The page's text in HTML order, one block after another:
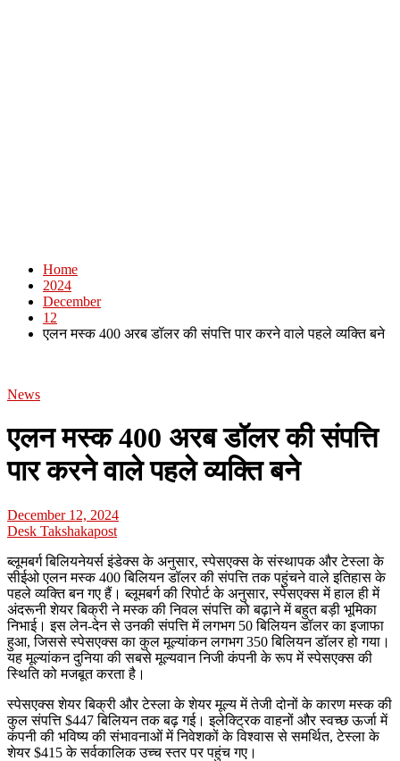
Home
2024
December
12
एलन मस्क 400 अरब डॉलर की संपत्ति पार करने वाले पहले व्यक्ति बने
News
एलन मस्क 400 अरब डॉलर की संपत्ति
पार करने वाले पहले व्यक्ति बने
December 12, 2024
Desk Takshakapost
ब्लूमबर्ग बिलियनेयर्स इंडेक्स के अनुसार, स्पेसएक्स के संस्थापक और टेस्ला के
सीईओ एलन मस्क 400 बिलियन डॉलर की संपत्ति तक पहुंचने वाले इतिहास के
पहले व्यक्ति बन गए हैं। ब्लूमबर्ग की रिपोर्ट के अनुसार, स्पेसएक्स में हाल ही में
अंदरूनी शेयर बिक्री ने मस्क की निवल संपत्ति को बढ़ाने में बहुत बड़ी भूमिका
निभाई। इस लेन-देन से उनकी संपत्ति में लगभग 50 बिलियन डॉलर का इजाफा
हुआ, जिससे स्पेसएक्स का कुल मूल्यांकन लगभग 350 बिलियन डॉलर हो गया।
यह मूल्यांकन दुनिया की सबसे मूल्यवान निजी कंपनी के रूप में स्पेसएक्स की
स्थिति को मजबूत करता है।
स्पेसएक्स शेयर बिक्री और टेस्ला के शेयर मूल्य में तेजी दोनों के कारण मस्क की
कुल संपत्ति $447 बिलियन तक बढ़ गई। इलेक्ट्रिक वाहनों और स्वच्छ ऊर्जा में
कंपनी की भविष्य की संभावनाओं में निवेशकों के विश्वास से समर्थित, टेस्ला के
शेयर $415 के सर्वकालिक उच्च स्तर पर पहुंच गए।